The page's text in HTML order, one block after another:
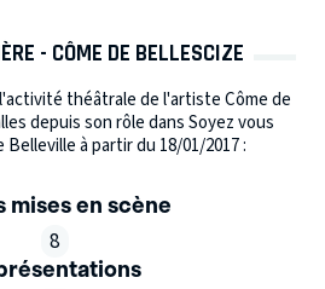
- CÔME DE BELLESCIZE
théâtrale de l'artiste Côme de
depuis son rôle dans Soyez vous
à partir du 18/01/2017 :
mises en scène
8